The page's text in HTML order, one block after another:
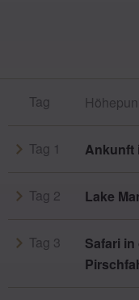
Tag
Tag 1 Ankunft
Tag 2 Lake
Tag 3
Safari